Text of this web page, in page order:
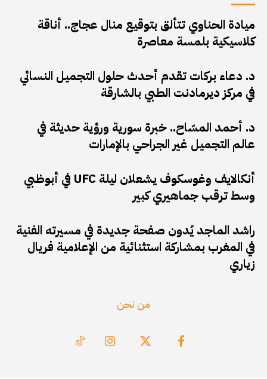
ميادة الحناوي تتألق بتوقيع منال عجاج.. أناقة
كلاسيكية بلمسة معاصرة
د. دعاء بركات تقدم أحدث حلول التجميل النسائي
في مركز ديرمادنت الطبي بالشارقة
د. أحمد المسّاح.. خبرة سورية ورؤية حديثة في
عالم التجميل غير الجراحي بالإمارات
أنكالايف وغوسكوف يشعلان ليلة UFC في أبوظبي
وسط ترقب جماهيري كبير
راشد الماجد يُدون صفحة جديدة في مسيرته الفنية
في المغرب بمشاركة استثنائية من الإعلامية فريال
زياري
من نحن